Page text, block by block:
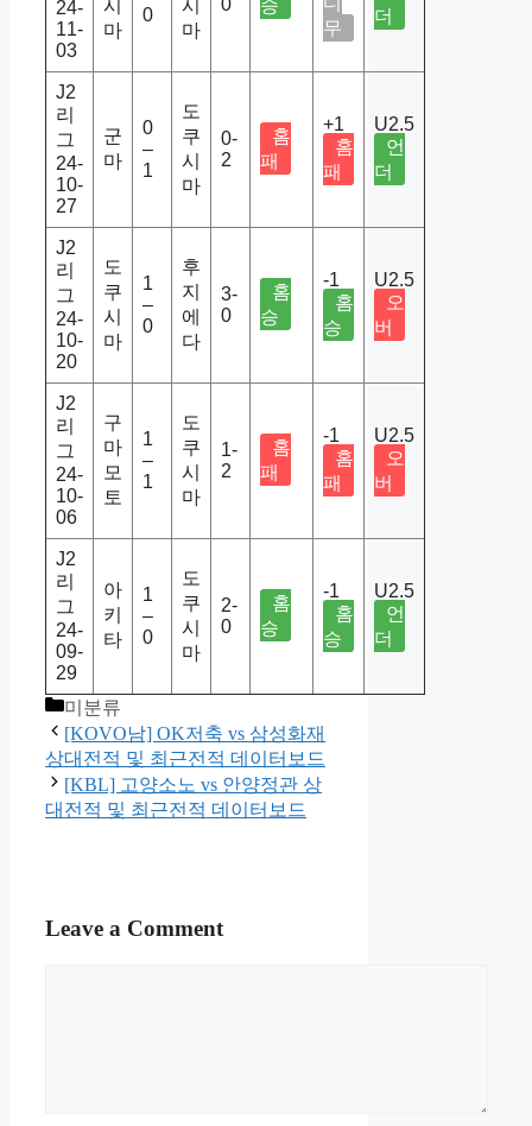
24-
11-
03
시
마
0
시
마
승
무
더
J2
리
그
24-
10-
27
군
마
0
–
1
도
쿠
시
마
0-
2
홈
패
+1
홈
패
U2.5
언
더
J2
리
그
24-
10-
20
도
쿠
시
마
1
–
0
후
지
에
다
3-
0
홈
승
-1
홈
승
U2.5
오
버
J2
리
그
24-
10-
06
구
마
모
토
1
–
1
도
쿠
시
마
1-
2
홈
패
-1
홈
패
U2.5
오
버
J2
리
그
24-
09-
29
아
키
타
1
–
0
도
쿠
시
마
2-
0
홈
승
-1
홈
승
U2.5
언
더
Categories
미분류
[KOVO남] OK저축 vs 삼성화재
상대전적 및 최근전적 데이터보드
[KBL] 고양소노 vs 안양정관 상
대전적 및 최근전적 데이터보드
Leave a Comment